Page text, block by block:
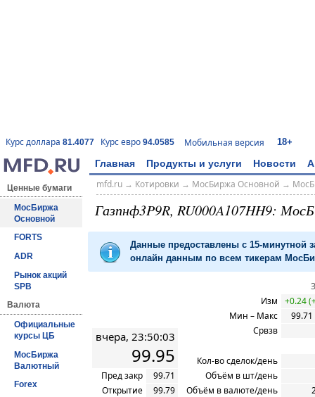
Курс доллара 81.4077 Курс евро 94.0585 Мобильная версия 18+
Главная Продукты и услуги Новости
Ценные бумаги
МосБиржа
Основной
FORTS
ADR
Рынок акций
SPB
Валюта
Официальные
курсы ЦБ
МосБиржа
Валютный
Forex
mfd.ru→ Котировки → МосБиржа Основной →
Газпнф3P9R, RU000A107HH9:
Данные предоставлены с 15-минутной
онлайн данным по всем тикерам
вчера, 23:50:03
99.95
Пред закр
99.71
Открытие
99.79
Изм
+0.24
Мин – Макс
99.71
Срвзв
Кол-во сделок/день
Объём в шт/день
Объём в валюте/день